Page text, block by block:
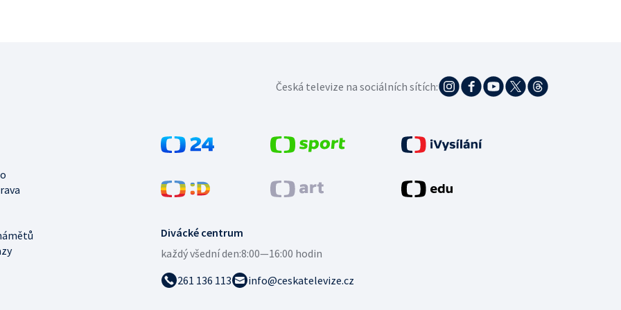
Divácké centrum
každý všední den:8:00—16:00 hodin
261 136 113
info@ceskatelevize.cz
Česká televize na sociálních sítích: